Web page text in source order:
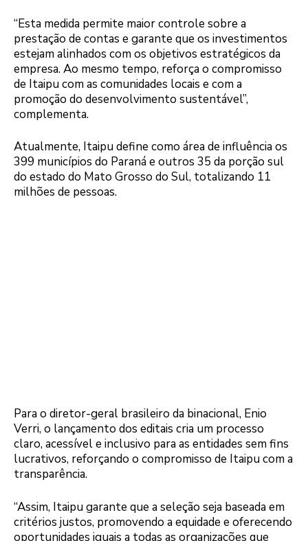
“Esta medida permite maior controle sobre a
prestação de contas e garante que os investimentos
estejam alinhados com os objetivos estratégicos da
empresa. Ao mesmo tempo, reforça o compromisso
de Itaipu com as comunidades locais e com a
promoção do desenvolvimento sustentável”,
complementa.
Atualmente, Itaipu define como área de influência os
399 municípios do Paraná e outros 35 da porção sul
do estado do Mato Grosso do Sul, totalizando 11
milhões de pessoas.
Para o diretor-geral brasileiro da binacional, Enio
Verri, o lançamento dos editais cria um processo
claro, acessível e inclusivo para as entidades sem fins
lucrativos, reforçando o compromisso de Itaipu com a
transparência.
“Assim, Itaipu garante que a seleção seja baseada em
critérios justos, promovendo a equidade e oferecendo
oportunidades iguais a todas as organizações que